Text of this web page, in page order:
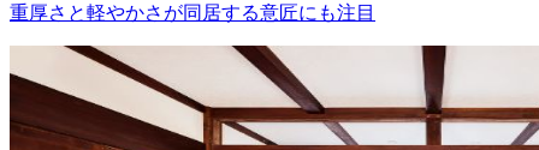
重厚さと軽やかさが同居する意匠にも注目